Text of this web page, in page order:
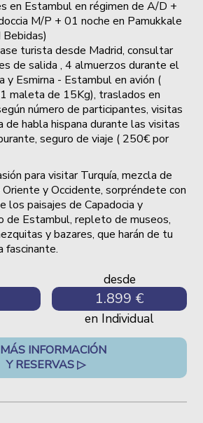
en Estambul en régimen de A/D +
M/P + 01 noche en Pamukkale
turista desde Madrid, consultar
de salida , 4 almuerzos durante el
y Esmirna - Estambul en avión (
maleta de 15Kg), traslados en
número de participantes, visitas
de habla hispana durante las visitas
seguro de viaje ( 250€ por
para visitar Turquía, mezcla de
y Occidente, sorpréndete con
los paisajes de Capadocia y
de Estambul, repleto de museos,
y bazares, que harán de tu
fascinante.
desde
1.899 €
en Individual
INFORMACIÓN
Y RESERVAS ▷